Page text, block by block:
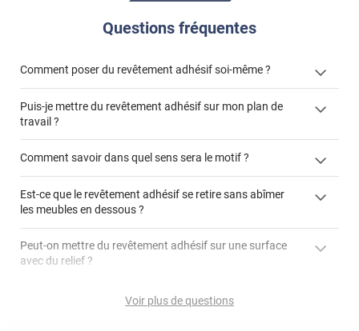
Questions fréquentes
Comment poser du revêtement adhésif soi-même ?
« Comment poser un revêtement adhésif ? »
Puis-je mettre du revêtement adhésif sur mon plan de
travail ?
"Peut-on installer du
Comment savoir dans quel sens sera le motif ?
Est-ce que le revêtement adhésif se retire sans abîmer
les meubles en dessous ?
Peut-on mettre du revêtement adhésif sur une surface
avec du relief ?
Peut-on mettre du revêtement adhésif sur du carrelage
Voir plus de questions